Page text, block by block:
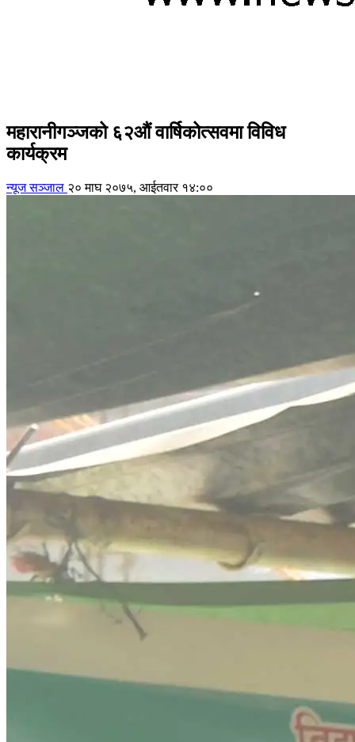
महारानीगञ्जको ६२औं वार्षिकोत्सवमा विविध
कार्यक्रम
न्यूज सञ्जाल २० माघ २०७५, आईतवार १४:००